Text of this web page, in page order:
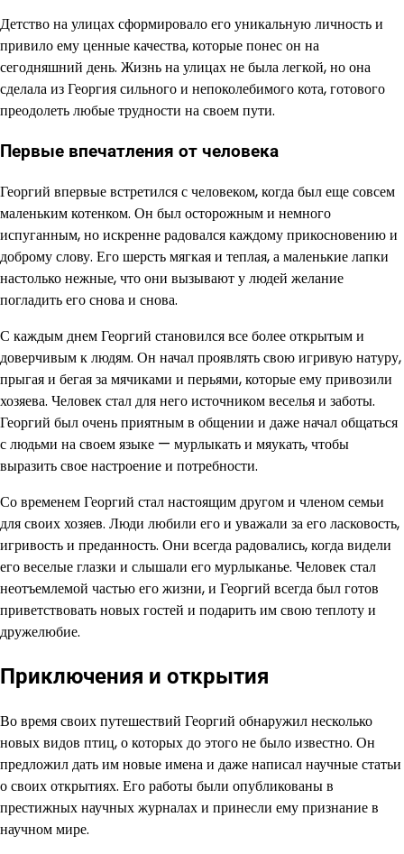
Детство на улицах сформировало его уникальную личность и
привило ему ценные качества, которые понес он на
сегодняшний день. Жизнь на улицах не была легкой, но она
сделала из Георгия сильного и непоколебимого кота, готового
преодолеть любые трудности на своем пути.
Первые впечатления от человека
Георгий впервые встретился с человеком, когда был еще совсем
маленьким котенком. Он был осторожным и немного
испуганным, но искренне радовался каждому прикосновению и
доброму слову. Его шерсть мягкая и теплая, а маленькие лапки
настолько нежные, что они вызывают у людей желание
погладить его снова и снова.
С каждым днем Георгий становился все более открытым и
доверчивым к людям. Он начал проявлять свою игривую натуру,
прыгая и бегая за мячиками и перьями, которые ему привозили
хозяева. Человек стал для него источником веселья и заботы.
Георгий был очень приятным в общении и даже начал общаться
с людьми на своем языке — мурлыкать и мяукать, чтобы
выразить свое настроение и потребности.
Со временем Георгий стал настоящим другом и членом семьи
для своих хозяев. Люди любили его и уважали за его ласковость,
игривость и преданность. Они всегда радовались, когда видели
его веселые глазки и слышали его мурлыканье. Человек стал
неотъемлемой частью его жизни, и Георгий всегда был готов
приветствовать новых гостей и подарить им свою теплоту и
дружелюбие.
Приключения и открытия
Во время своих путешествий Георгий обнаружил несколько
новых видов птиц, о которых до этого не было известно. Он
предложил дать им новые имена и даже написал научные статьи
о своих открытиях. Его работы были опубликованы в
престижных научных журналах и принесли ему признание в
научном мире.